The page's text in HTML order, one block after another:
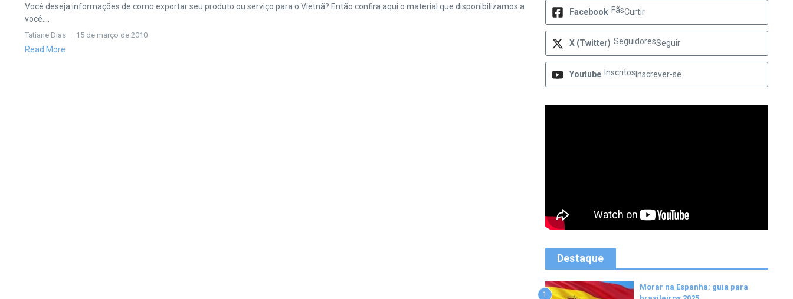
Você deseja informações de como exportar seu produto ou serviço para o Vietnã? Então confira aqui o material que disponibilizamos a
você....
Tatiane Dias 15 de março de 2010
Read More
Facebook FãsCurtir
X (Twitter) SeguidoresSeguir
Youtube Inscritos Inscrever-se
Destaque
1
Morar na Espanha: guia para